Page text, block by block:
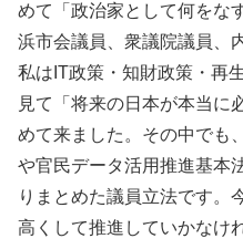
めて「政治家として何をな
浜市会議員、衆議院議員、
私はIT政策・知財政策・再
見て「将来の日本が本当に
めて来ました。その中でも
や官民データ活用推進基本
りまとめた議員立法です。
高くして推進していかなけ